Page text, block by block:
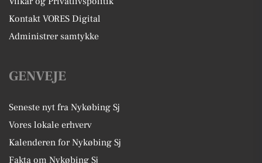
Kontakt VORES Digital
Administrer samtykke
GENVEJE
Seneste nyt fra Nykøbing Sj
Vores lokale erhverv
Kalenderen for Nykøbing Sj
Fakta om Nykøbing Sj